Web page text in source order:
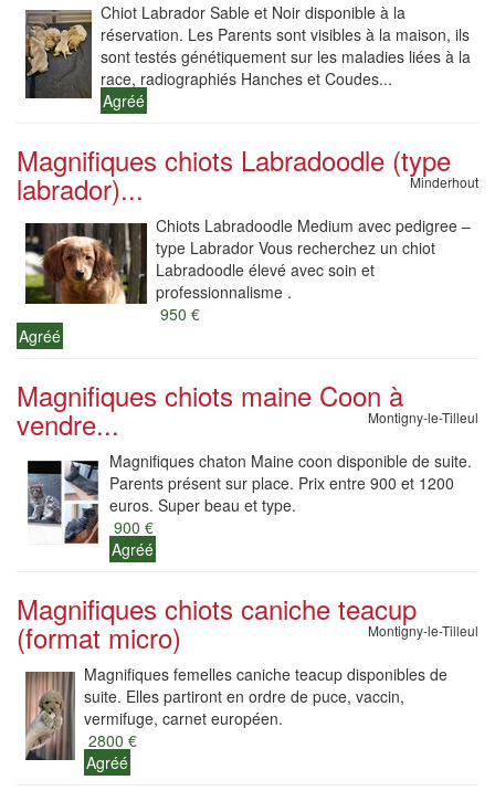
Chiot Labrador Sable et Noir disponible à la
réservation. Les Parents sont visibles à la maison, ils
sont testés génétiquement sur les maladies liées à la
race, radiographiés Hanches et Coudes...
Agréé
Magnifiques chiots Labradoodle (type
labrador)... Minderhout
Chiots Labradoodle Medium avec pedigree –
type Labrador Vous recherchez un chiot
Labradoodle élevé avec soin et
professionnalisme .
950 €
Agréé
Magnifiques chiots maine Coon à
vendre... Montigny-le-Tilleul
Magnifiques chaton Maine coon disponible de suite.
Parents présent sur place. Prix entre 900 et 1200
euros. Super beau et type.
900 €
Agréé
Magnifiques chiots caniche teacup
(format micro) Montigny-le-Tilleul
Magnifiques femelles caniche teacup disponibles de
suite. Elles partiront en ordre de puce, vaccin,
vermifuge, carnet européen.
2800 €
Agréé